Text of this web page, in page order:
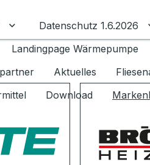
Untermenü für Ratgeber
Datenschutz 1.6.2026
Landingpage Wärmepumpe
Aktuelles
Download